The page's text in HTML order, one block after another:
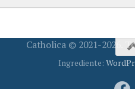
Catholica © 2021-2026.
Ingrediente: